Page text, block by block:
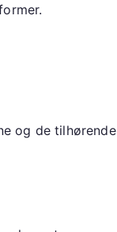
og de